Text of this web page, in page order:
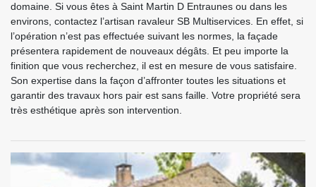
domaine. Si vous êtes à Saint Martin D Entraunes ou dans les
environs, contactez l’artisan ravaleur SB Multiservices. En effet, si
l’opération n’est pas effectuée suivant les normes, la façade
présentera rapidement de nouveaux dégâts. Et peu importe la
finition que vous recherchez, il est en mesure de vous satisfaire.
Son expertise dans la façon d’affronter toutes les situations et
garantir des travaux hors pair est sans faille. Votre propriété sera
très esthétique après son intervention.